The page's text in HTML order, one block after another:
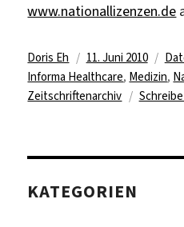
www.nationallizenzen.de
Autor
Doris Eh
Veröffentlicht
am
11. Juni 2010
Informa Healthcare, Medizin,
Zeitschriftenarchiv
KATEGORIEN